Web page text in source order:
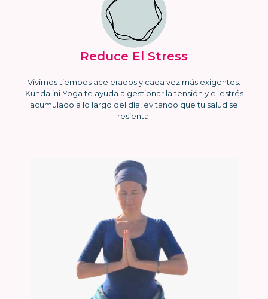
Reduce El Stress
Vivimos tiempos acelerados y cada vez más exigentes.
Kundalini Yoga te ayuda a gestionar la tensión y el estrés
acumulado a lo largo del día, evitando que tu salud se
resienta.